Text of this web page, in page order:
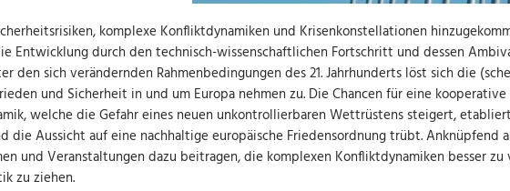
komplexe Konfliktdynamiken und Krisenkonstellationen
Entwicklung durch den technisch-wissenschaftlichen Fortschritt und dessen
den sich verändernden Rahmenbedingungen des 21. Jahrhunderts löst sich die
und Sicherheit in und um Europa nehmen zu. Die Chancen für eine
welche die Gefahr eines neuen unkontrollierbaren Wettrüstens steigert,
Aussicht auf eine nachhaltige europäische Friedensordnung trübt. Anknüpfend
und Veranstaltungen dazu beitragen, die komplexen Konfliktdynamiken besser zu
zu ziehen.